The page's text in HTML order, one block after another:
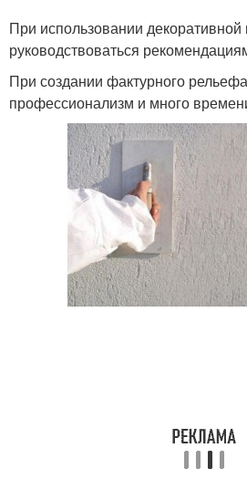
При использовании декоративной
руководствоваться
При создании фактурного
профессионализм и много